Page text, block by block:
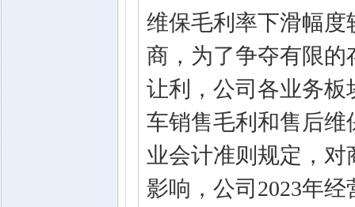
维保毛利率下滑幅
商，为了争夺有限
让利，公司各业务
车销售毛利和售后维
业会计准则规定，
影响，公司2023年